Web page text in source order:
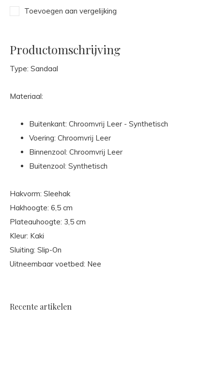
Toevoegen aan vergelijking
Productomschrijving
Type: Sandaal
Materiaal:
Buitenkant: Chroomvrij Leer - Synthetisch
Voering: Chroomvrij Leer
Binnenzool: Chroomvrij Leer
Buitenzool: Synthetisch
Hakvorm: Sleehak
Hakhoogte: 6,5 cm
Plateauhoogte: 3,5 cm
Kleur: Kaki
Sluiting: Slip-On
Uitneembaar voetbed: Nee
Recente artikelen